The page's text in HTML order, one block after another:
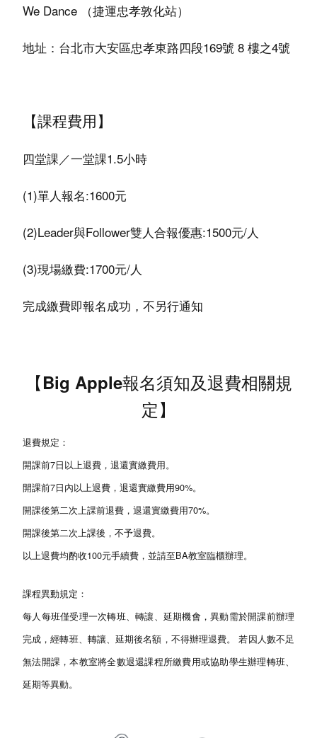
We Dance （捷運忠孝敦化站）
地址：台北市大安區忠孝東路四段169號 8 樓之4號
【課程費用】
四堂課／一堂課1.5小時
(1)單人報名:1600元
(2)Leader與Follower雙人合報優惠:1500元/人
(3)現場繳費:1700元/人
完成繳費即報名成功，不另行通知
【Big Apple報名須知及退費相關規
定】
退費規定：
開課前7日以上退費，退還實繳費用。
開課前7日內以上退費，退還實繳費用90%。
開課後第二次上課前退費，退還實繳費用70%。
開課後第二次上課後，不予退費。
以上退費均酌收100元手續費，並請至BA教室臨櫃辦理。
課程異動規定：
每人每班僅受理一次轉班、轉讓、延期機會，異動需於開課前辦理
完成，經轉班、轉讓、延期後名額，不得辦理退費。 若因人數不足
無法開課，本教室將全數退還課程所繳費用或協助學生辦理轉班、
延期等異動。